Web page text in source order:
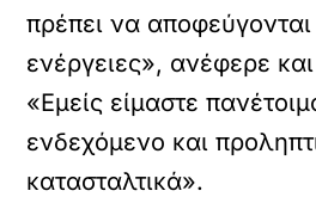
πρέπει να αποφεύγονται
ενέργειες», ανέφερε
«Εμείς είμαστε
ενδεχόμενο και
κατασταλτικά».